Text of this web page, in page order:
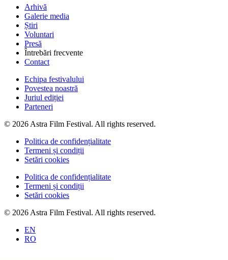
Arhivă
Galerie media
Știri
Voluntari
Presă
Întrebări frecvente
Contact
Echipa festivalului
Povestea noastră
Juriul ediției
Parteneri
© 2026 Astra Film Festival. All rights reserved.
Politica de confidențialitate
Termeni și condiții
Setări cookies
Politica de confidențialitate
Termeni și condiții
Setări cookies
© 2026 Astra Film Festival. All rights reserved.
EN
RO